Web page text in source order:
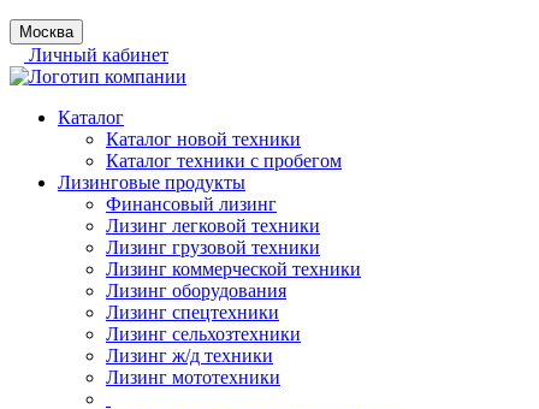
Москва
Личный кабинет
Каталог
Каталог новой техники
Каталог техники с пробегом
Лизинговые продукты
Финансовый лизинг
Лизинг легковой техники
Лизинг грузовой техники
Лизинг коммерческой техники
Лизинг оборудования
Лизинг спецтехники
Лизинг сельхозтехники
Лизинг ж/д техники
Лизинг мототехники